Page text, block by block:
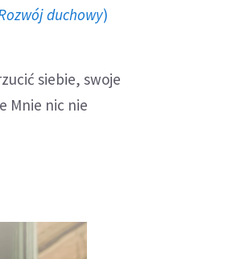
duchowy)
siebie, swoje
Mnie nic nie